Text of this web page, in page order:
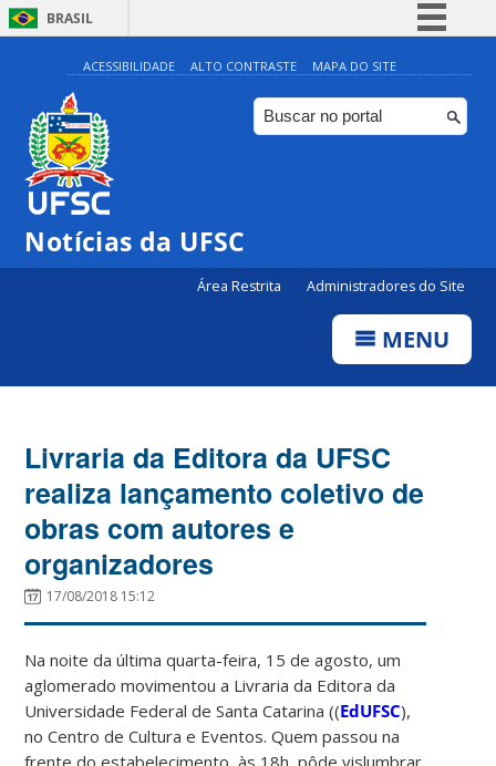
BRASIL
Simplifique!
Comunica BR
Participe
ACESSIBILIDADE ALTO CONTRASTE MAPA DO SITE
Notícias da UFSC
Área Restrita Administradores do Site
MENU
Livraria da Editora da UFSC
realiza lançamento coletivo de
obras com autores e
organizadores
17/08/2018 15:12
Na noite da última quarta-feira, 15 de agosto, um
aglomerado movimentou a Livraria da Editora da
Universidade Federal de Santa Catarina ((EdUFSC),
no Centro de Cultura e Eventos. Quem passou na
frente do estabelecimento, às 18h, pôde vislumbrar